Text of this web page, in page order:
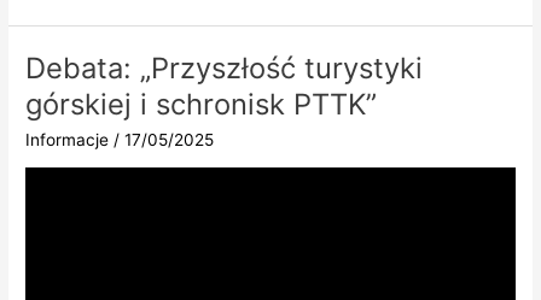
członków
Debata: „Przyszłość turystyki
górskiej i schronisk PTTK”
Informacje /17/05/2025